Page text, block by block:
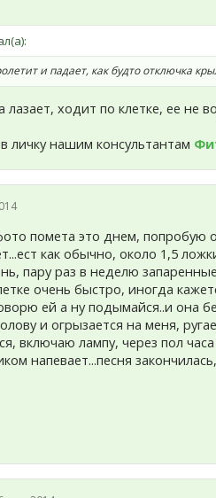
и падает, как будто отключка
лазает, ходит по клетке, ее не
личку нашим консультантам
помета это днем, попробую
как обычно, около 1,5
пару раз в неделю запаренные
очень быстро, иногда
ей а ну подымайся..и она
и огрызается на меня,
включаю лампу, через пол
напевает...песня